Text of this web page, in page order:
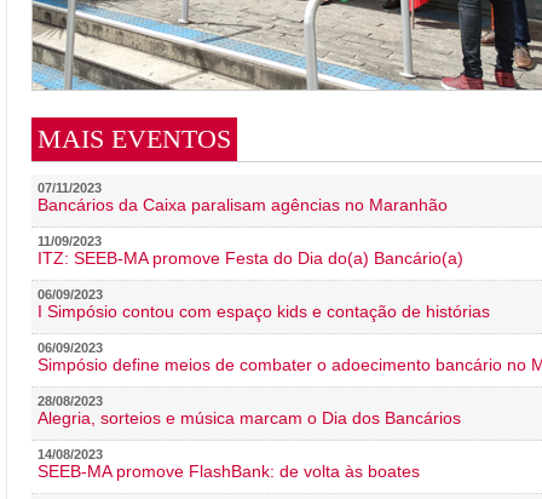
MAIS EVENTOS
07/11/2023
Bancários da Caixa paralisam agências no Maranhão
11/09/2023
ITZ: SEEB-MA promove Festa do Dia do(a) Bancário(a)
06/09/2023
I Simpósio contou com espaço kids e contação de histórias
06/09/2023
Simpósio define meios de combater o adoecimento bancário no
28/08/2023
Alegria, sorteios e música marcam o Dia dos Bancários
14/08/2023
SEEB-MA promove FlashBank: de volta às boates